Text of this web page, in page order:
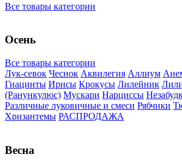
Все товары категории
Осень
Все товары категории
Лук-севок Чеснок Аквилегия Аллиум
Гиацинты Ирисы Крокусы Лилейник
(Ранункулюс) Мускари Нарцисcы
Различные луковичные и смеси Рябчики
Хризантемы РАСПРОДАЖА
Весна